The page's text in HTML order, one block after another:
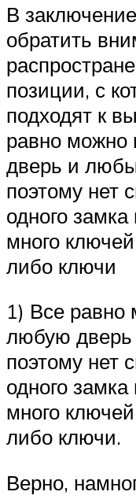
В
обратить
позиции, с
подходят к
равно можно
дверь и
поэтому нет
одного
много
либо ключи
1) Все равно
любую
поэтому нет
одного
много
либо ключи.
Верно,